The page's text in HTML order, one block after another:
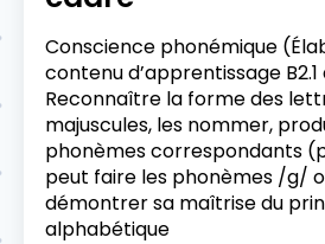
Conscience phonémique
contenu d’apprentissage
Reconnaître la forme des
majuscules, les nommer,
phonèmes correspondants
peut faire les phonèmes /g/
démontrer sa maîtrise du
alphabétique